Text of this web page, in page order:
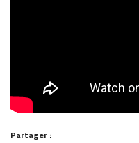
Partager :